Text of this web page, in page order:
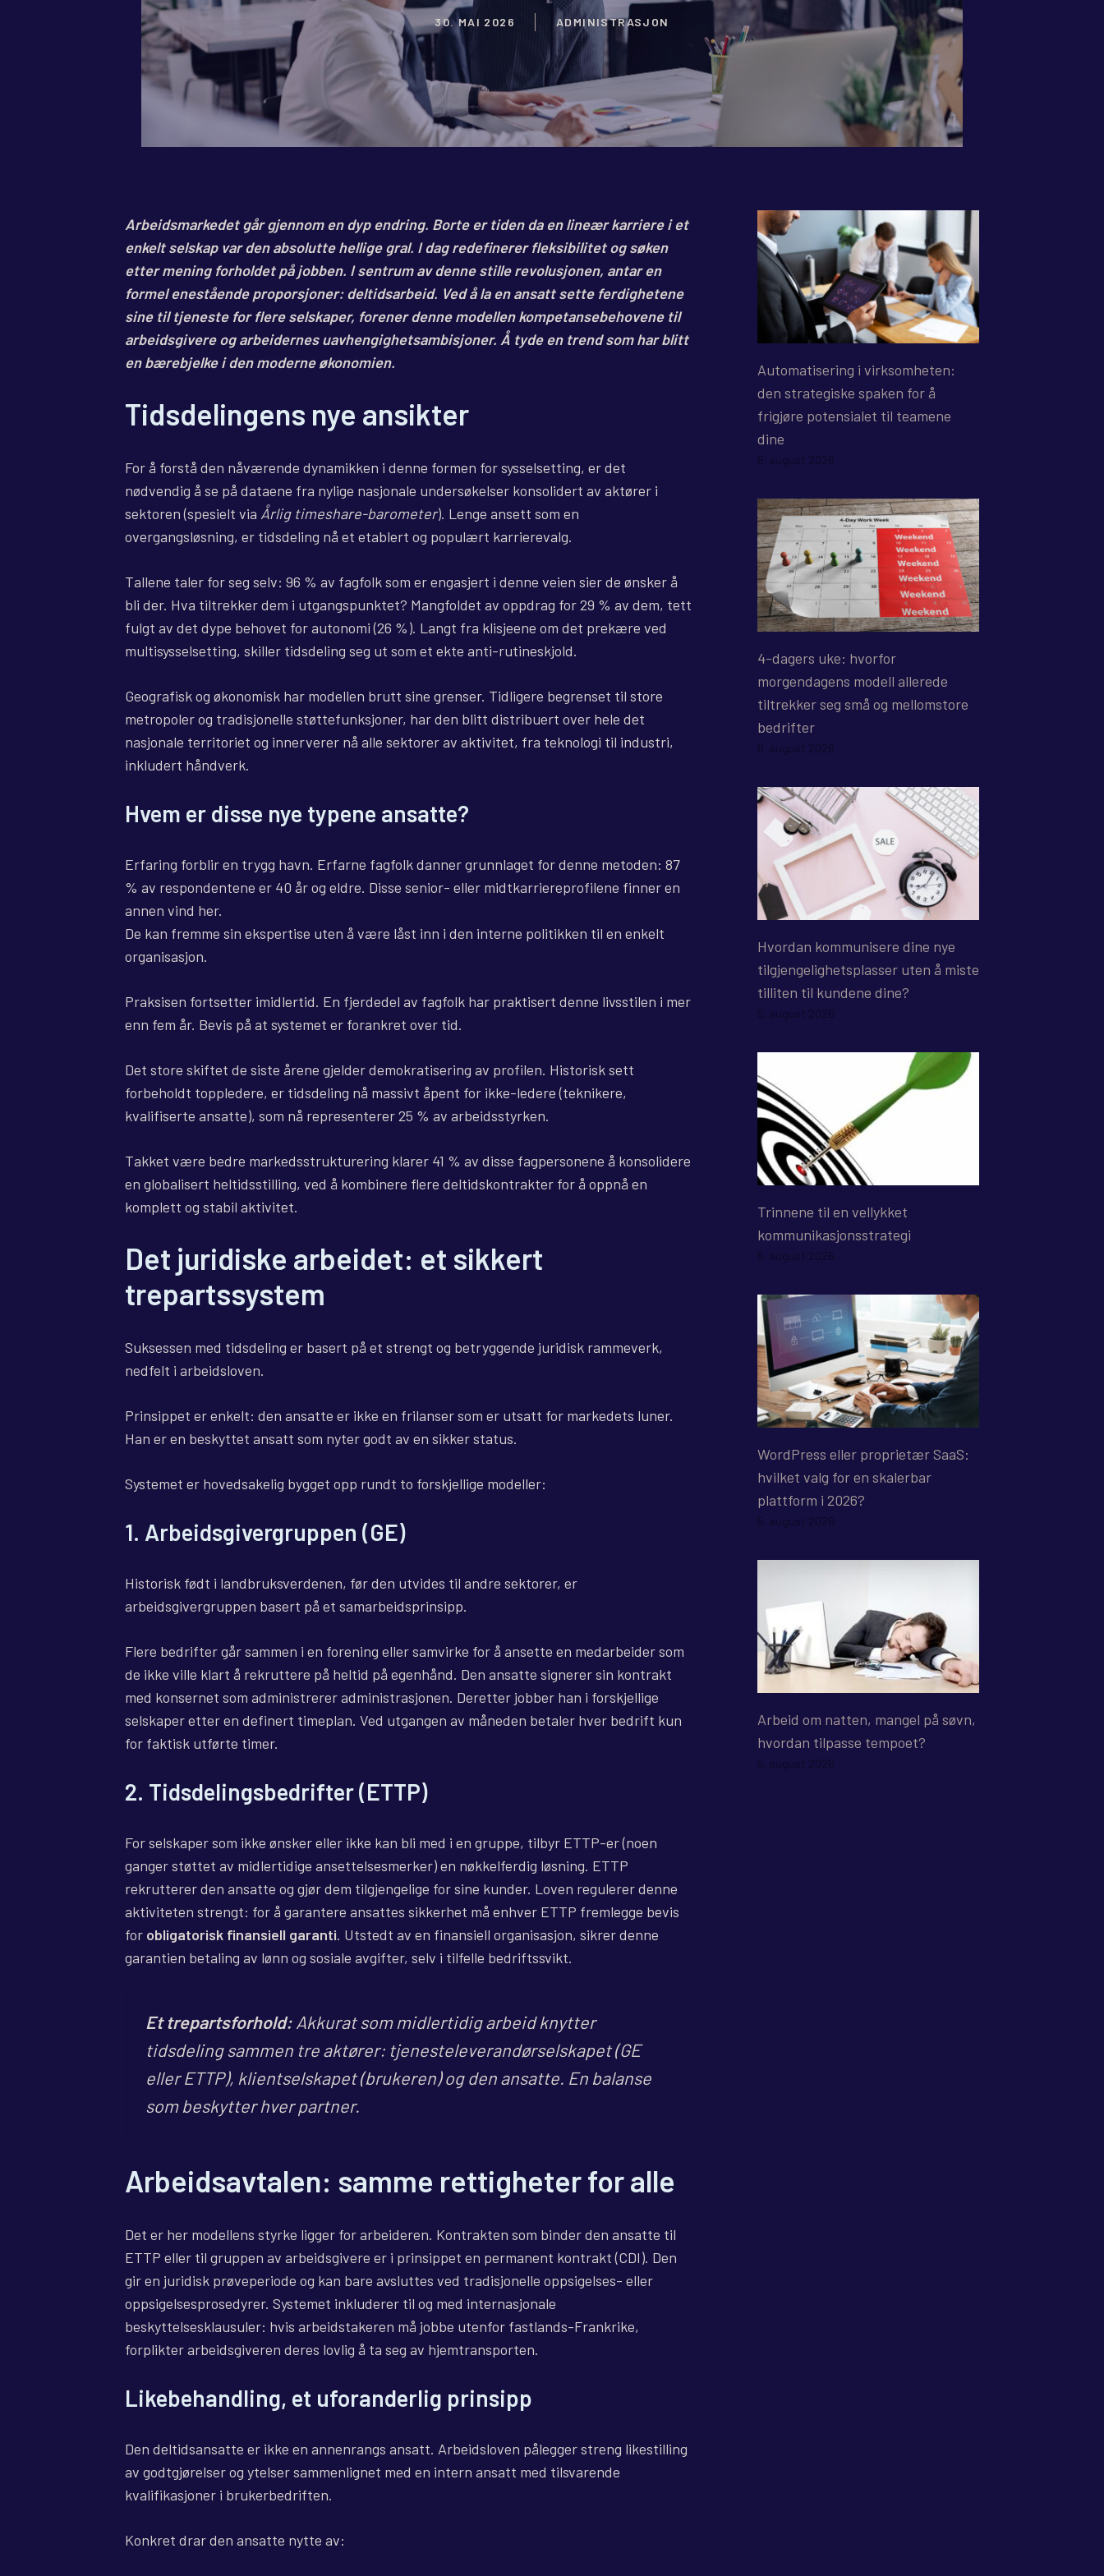
30. MAI 2026 ADMINISTRASJON
Arbeidsmarkedet går gjennom en dyp endring. Borte er tiden da en lineær karriere i et
enkelt selskap var den absolutte hellige gral. I dag redefinerer fleksibilitet og søken
etter mening forholdet på jobben. I sentrum av denne stille revolusjonen, antar en
formel enestående proporsjoner: deltidsarbeid. Ved å la en ansatt sette ferdighetene
sine til tjeneste for flere selskaper, forener denne modellen kompetansebehovene til
arbeidsgivere og arbeidernes uavhengighetsambisjoner. Å tyde en trend som har blitt
en bærebjelke i den moderne økonomien.
Tidsdelingens nye ansikter
For å forstå den nåværende dynamikken i denne formen for sysselsetting, er det
nødvendig å se på dataene fra nylige nasjonale undersøkelser konsolidert av aktører i
sektoren (spesielt via Årlig timeshare-barometer). Lenge ansett som en
overgangsløsning, er tidsdeling nå et etablert og populært karrierevalg.
Tallene taler for seg selv: 96 % av fagfolk som er engasjert i denne veien sier de ønsker å
bli der. Hva tiltrekker dem i utgangspunktet? Mangfoldet av oppdrag for 29 % av dem, tett
fulgt av det dype behovet for autonomi (26 %). Langt fra klisjeene om det prekære ved
multisysselsetting, skiller tidsdeling seg ut som et ekte anti-rutineskjold.
Geografisk og økonomisk har modellen brutt sine grenser. Tidligere begrenset til store
metropoler og tradisjonelle støttefunksjoner, har den blitt distribuert over hele det
nasjonale territoriet og innerverer nå alle sektorer av aktivitet, fra teknologi til industri,
inkludert håndverk.
Hvem er disse nye typene ansatte?
Erfaring forblir en trygg havn. Erfarne fagfolk danner grunnlaget for denne metoden: 87
% av respondentene er 40 år og eldre. Disse senior- eller midtkarriereprofilene finner en
annen vind her.
De kan fremme sin ekspertise uten å være låst inn i den interne politikken til en enkelt
organisasjon.
Praksisen fortsetter imidlertid. En fjerdedel av fagfolk har praktisert denne livsstilen i mer
enn fem år. Bevis på at systemet er forankret over tid.
Det store skiftet de siste årene gjelder demokratisering av profilen. Historisk sett
forbeholdt toppledere, er tidsdeling nå massivt åpent for ikke-ledere (teknikere,
kvalifiserte ansatte), som nå representerer 25 % av arbeidsstyrken.
Takket være bedre markedsstrukturering klarer 41 % av disse fagpersonene å konsolidere
en globalisert heltidsstilling, ved å kombinere flere deltidskontrakter for å oppnå en
komplett og stabil aktivitet.
Det juridiske arbeidet: et sikkert
trepartssystem
Suksessen med tidsdeling er basert på et strengt og betryggende juridisk rammeverk,
nedfelt i arbeidsloven.
Prinsippet er enkelt: den ansatte er ikke en frilanser som er utsatt for markedets luner.
Han er en beskyttet ansatt som nyter godt av en sikker status.
Systemet er hovedsakelig bygget opp rundt to forskjellige modeller:
1. Arbeidsgivergruppen (GE)
Historisk født i landbruksverdenen, før den utvides til andre sektorer, er
arbeidsgivergruppen basert på et samarbeidsprinsipp.
Flere bedrifter går sammen i en forening eller samvirke for å ansette en medarbeider som
de ikke ville klart å rekruttere på heltid på egenhånd. Den ansatte signerer sin kontrakt
med konsernet som administrerer administrasjonen. Deretter jobber han i forskjellige
selskaper etter en definert timeplan. Ved utgangen av måneden betaler hver bedrift kun
for faktisk utførte timer.
2. Tidsdelingsbedrifter (ETTP)
For selskaper som ikke ønsker eller ikke kan bli med i en gruppe, tilbyr ETTP-er (noen
ganger støttet av midlertidige ansettelsesmerker) en nøkkelferdig løsning. ETTP
rekrutterer den ansatte og gjør dem tilgjengelige for sine kunder. Loven regulerer denne
aktiviteten strengt: for å garantere ansattes sikkerhet må enhver ETTP fremlegge bevis
for obligatorisk finansiell garanti. Utstedt av en finansiell organisasjon, sikrer denne
garantien betaling av lønn og sosiale avgifter, selv i tilfelle bedriftssvikt.
Et trepartsforhold:Akkurat som midlertidig arbeid knytter
tidsdeling sammen tre aktører: tjenesteleverandørselskapet (GE
eller ETTP), klientselskapet (brukeren) og den ansatte. En balanse
som beskytter hver partner.
Arbeidsavtalen: samme rettigheter for alle
Det er her modellens styrke ligger for arbeideren. Kontrakten som binder den ansatte til
ETTP eller til gruppen av arbeidsgivere er i prinsippet en permanent kontrakt (CDI). Den
gir en juridisk prøveperiode og kan bare avsluttes ved tradisjonelle oppsigelses- eller
oppsigelsesprosedyrer. Systemet inkluderer til og med internasjonale
beskyttelsesklausuler: hvis arbeidstakeren må jobbe utenfor fastlands-Frankrike,
forplikter arbeidsgiveren deres lovlig å ta seg av hjemtransporten.
Likebehandling, et uforanderlig prinsipp
Den deltidsansatte er ikke en annenrangs ansatt. Arbeidsloven pålegger streng likestilling
av godtgjørelser og ytelser sammenlignet med en intern ansatt med tilsvarende
kvalifikasjoner i brukerbedriften.
Konkret drar den ansatte nytte av:
Automatisering i virksomheten:
den strategiske spaken for å
frigjøre potensialet til teamene
dine
6. august 2026
4-dagers uke: hvorfor
morgendagens modell allerede
tiltrekker seg små og mellomstore
bedrifter
6. august 2026
Hvordan kommunisere dine nye
tilgjengelighetsplasser uten å miste
tilliten til kundene dine?
5. august 2026
Trinnene til en vellykket
kommunikasjonsstrategi
5. august 2026
WordPress eller proprietær SaaS:
hvilket valg for en skalerbar
plattform i 2026?
5. august 2026
Arbeid om natten, mangel på søvn,
hvordan tilpasse tempoet?
5. august 2026